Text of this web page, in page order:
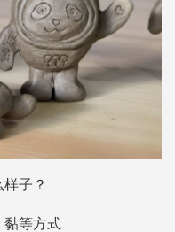
样子？
黏等方式